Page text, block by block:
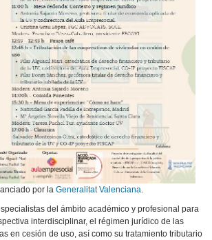
por laGeneralitat Valenciana.
del ámbito académico y profesional para
interdisciplinar, el régimen jurídico de las
en cesión de uso, así como su tratamiento tributario